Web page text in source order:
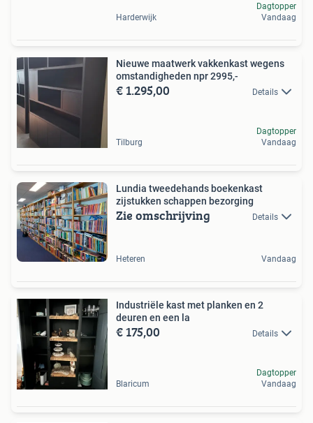
Harderwijk
Dagtopper
Vandaag
Nieuwe maatwerk vakkenkast wegens
omstandigheden npr 2995,-
€ 1.295,00 Details
Tilburg
Dagtopper
Vandaag
Lundia tweedehands boekenkast
zijstukken schappen bezorging
Zie omschrijving Details
Heteren Vandaag
Industriële kast met planken en 2
deuren en een la
€ 175,00 Details
Blaricum
Dagtopper
Vandaag